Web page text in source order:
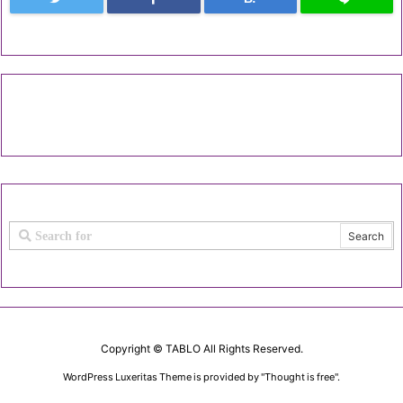
Copyright © TABLOAll Rights Reserved.
WordPress Luxeritas Theme is provided by "Thought is free".